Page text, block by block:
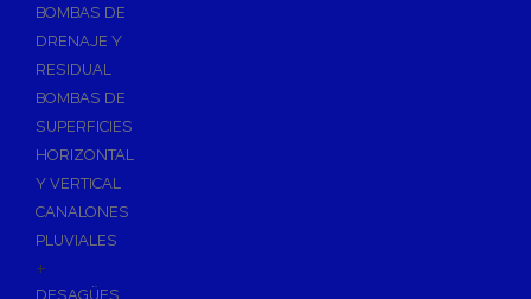
BOMBAS DE
DRENAJE Y
RESIDUAL
BOMBAS DE
SUPERFICIES
HORIZONTAL
Y VERTICAL
CANALONES
PLUVIALES
+
DESAGÜES